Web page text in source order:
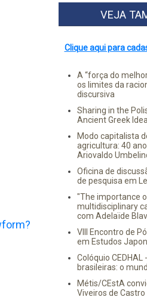
VEJA
Clique aqui para
A “força do
os limites da
discursiva
Sharing in the
Ancient Greek
Modo capitalista
agricultura: 40
Ariovaldo
Oficina de
de pesquisa em
"The importance
multidisciplinary
com Adelaïde
VIII Encontro de
em Estudos
Colóquio CEDHAL
brasileiras: o
Métis/CEstA
Viveiros de Castro